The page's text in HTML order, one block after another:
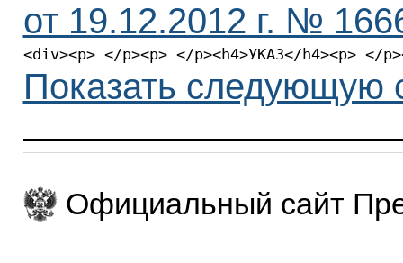
от 19.12.2012 г. №
<div><p> </p><p> </
Показать следующую
Официальный сайт